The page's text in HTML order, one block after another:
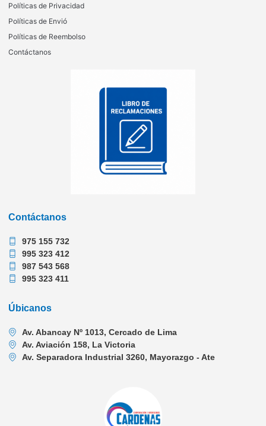
Políticas de Privacidad
Políticas de Envió
Políticas de Reembolso
Contáctanos
Contáctanos
975 155 732
995 323 412
987 543 568
995 323 411
Úbicanos
Av. Abancay Nº 1013, Cercado de Lima
Av. Aviación 158, La Victoria
Av. Separadora Industrial 3260, Mayorazgo - Ate